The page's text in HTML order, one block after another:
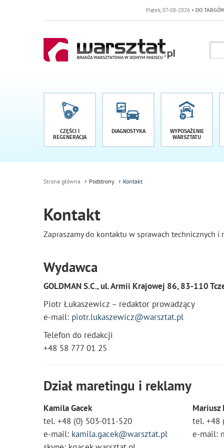
Piątek, 07-08-2026• DO TARGÓW
CZĘŚCI I
REGENERACJA
DIAGNOSTYKA
WYPOSAŻENIE
WARSZTATU
Strona główna Podstrony Kontakt
Kontakt
Zapraszamy do kontaktu w sprawach technicznych
Wydawca
GOLDMAN S.C., ul. Armii Krajowej 86, 83-110
Piotr Łukaszewicz – redaktor prowadzący
e-mail: piotr.lukaszewicz@warsztat.pl
Telefon do redakcji
+48 58 777 01 25
Dział maretingu i reklamy
Kamila Gacek
Mariusz
tel. +48 (0) 503-011-520
tel. +48
e-mail: kamila.gacek@warsztat.pl e-mail: